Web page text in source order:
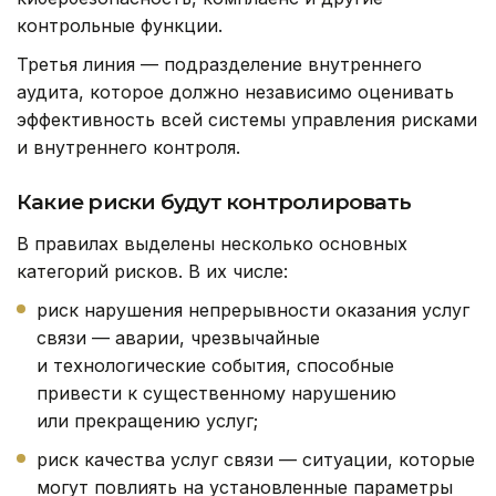
контрольные функции.
Третья линия — подразделение внутреннего
аудита, которое должно независимо оценивать
эффективность всей системы управления рисками
и внутреннего контроля.
Какие риски будут контролировать
В правилах выделены несколько основных
категорий рисков. В их числе:
риск нарушения непрерывности оказания услуг
связи — аварии, чрезвычайные
и технологические события, способные
привести к существенному нарушению
или прекращению услуг;
риск качества услуг связи — ситуации, которые
могут повлиять на установленные параметры